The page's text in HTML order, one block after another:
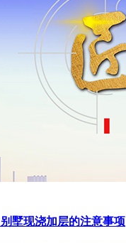
别墅现浇加层的注意事项